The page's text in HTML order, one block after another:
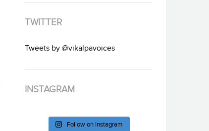
TWITTER
Tweets by @vikalpavoices
INSTAGRAM
Follow on Instagram